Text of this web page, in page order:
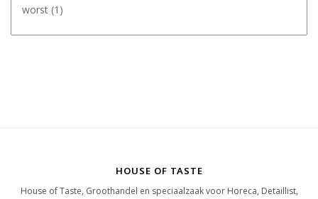
worst (1)
HOUSE OF TASTE
House of Taste, Groothandel en speciaalzaak voor Horeca, Detaillist,